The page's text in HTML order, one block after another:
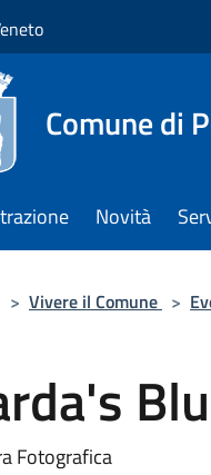
Comune di
Novità
> Vivere il Comune >
Fotografica